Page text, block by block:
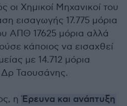
οι Χημικοί Μηχανικοί του
εισαγωγής 17.775 μόρια
ΑΠΘ 17625 μόρια αλλά
κάποιος να εισαχθεί
με 14.712 μόρια
Δρ Ταουσάνης.
ηΈρευνα και ανάπτυξη